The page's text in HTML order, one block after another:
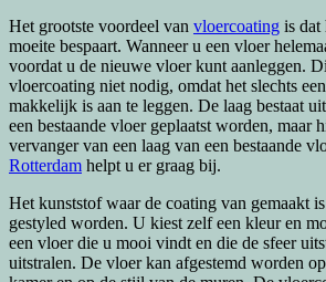
Het grootste voordeel van vloercoating is dat
moeite bespaart. Wanneer u een vloer
voordat u de nieuwe vloer kunt aanleggen.
vloercoating niet nodig, omdat het slechts
makkelijk is aan te leggen. De laag bestaat
een bestaande vloer geplaatst worden, maar
vervanger van een laag van een bestaande
Rotterdam helpt u er graag bij.
Het kunststof waar de coating van gemaakt
gestyled worden. U kiest zelf een kleur en
een vloer die u mooi vindt en die de sfeer
uitstralen. De vloer kan afgestemd worden